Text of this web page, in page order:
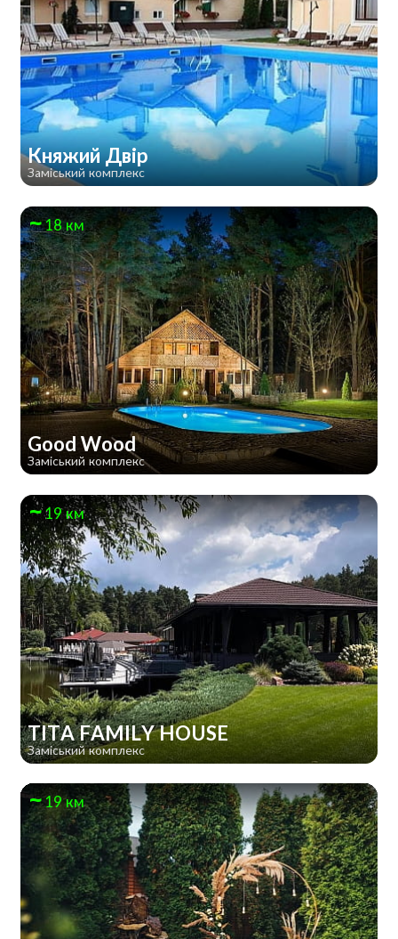
Княжий Двір
Заміський комплекс
18 км
Good Wood
Заміський комплекс
19 км
TITA FAMILY HOUSE
Заміський комплекс
19 км